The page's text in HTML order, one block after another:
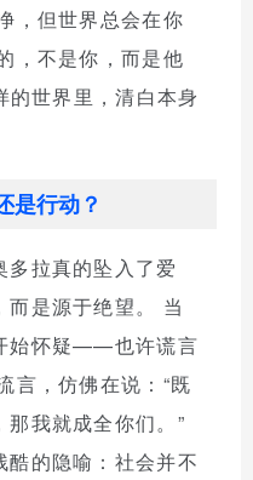
，但世界总会在你
，不是你，而是他
的世界里，清白本身
是行动？
拉真的坠入了爱
是源于绝望。 当
始怀疑——也许谎言
言，仿佛在说：“既
我就成全你们。”
的隐喻：社会并不